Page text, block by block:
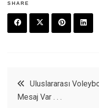
SHARE
t
e
e
YazıUluslararası
Mesaj Var . . .